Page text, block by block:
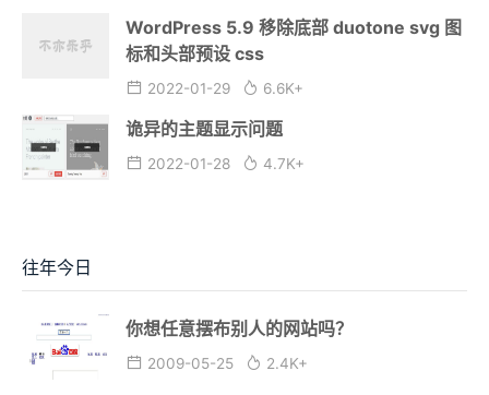
WordPress 5.9 移除底部 duotone svg 图
标和头部预设 css
2022-01-29 6.6K+
诡异的主题显示问题
2022-01-28 4.7K+
往年今日
你想任意摆布别人的网站吗？
2009-05-25 2.4K+